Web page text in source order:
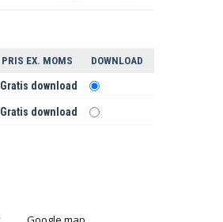
PRIS EX. MOMS DOWNLOAD
Gratis download
Gratis download